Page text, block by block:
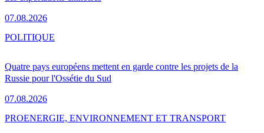
07.08.2026
Quatre pays européens mettent en garde contre les projets de la
Russie pour l'Ossétie du Sud
07.08.2026
POLITIQUE
PROENERGIE, ENVIRONNEMENT ET TRANSPORT